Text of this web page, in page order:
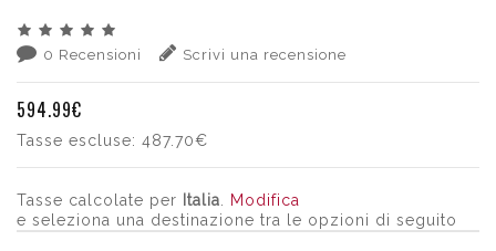
0 Recensioni Scrivi una recensione
594.99€
Tasse escluse: 487.70€
Tasse calcolate per Italia
Modifica
e seleziona una destinazione tra le opzioni di seguito